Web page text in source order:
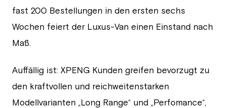
fast 200 Bestellungen in den ersten sechs
Wochen feiert der Luxus-Van einen Einstand nach
Maß.
Auffällig ist: XPENG Kunden greifen bevorzugt zu
den kraftvollen und reichweitenstarken
Modellvarianten „Long Range“ und „Perfomance“,